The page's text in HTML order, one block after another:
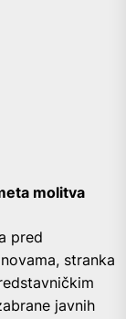
molitva
pred
stranka
javnih